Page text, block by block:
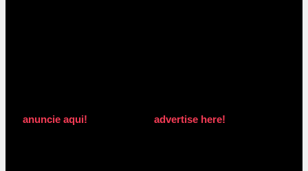
anuncie aqui! advertise here!